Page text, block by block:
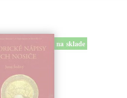
na sklade